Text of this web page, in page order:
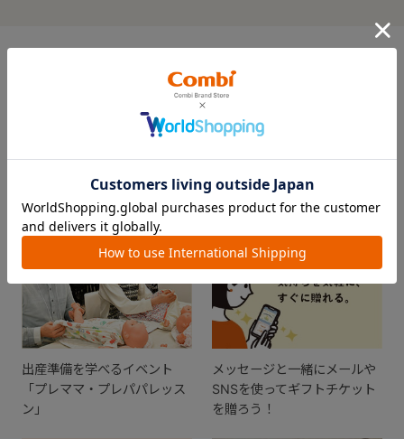
FEATURE
出産準備を学べるイベント
「プレママ・プレパパレッス
ン」
メッセージと一緒にメールや
SNSを使ってギフトチケット
を贈ろう！